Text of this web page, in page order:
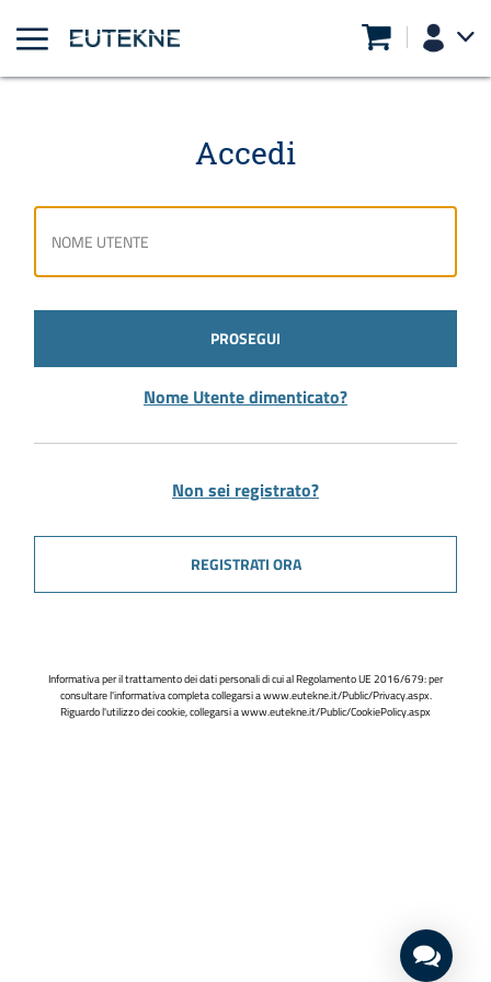
Accedi
PROSEGUI
Nome Utente dimenticato?
Non sei registrato?
REGISTRATI ORA
Informativa per il trattamento dei dati personali di cui al Regolamento UE 2016/679: per
consultare l'informativa completa collegarsi awww.eutekne.it/Public/Privacy.aspx.
Riguardo l'utilizzo dei cookie, collegarsi awww.eutekne.it/Public/CookiePolicy.aspx